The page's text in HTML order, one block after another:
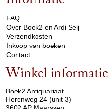
FAQ
Over Boek2 en Ardi Seij
Verzendkosten
Inkoop van boeken
Contact
Winkel informatie
Boek2 Antiquariaat
Herenweg 24 (unit 3)